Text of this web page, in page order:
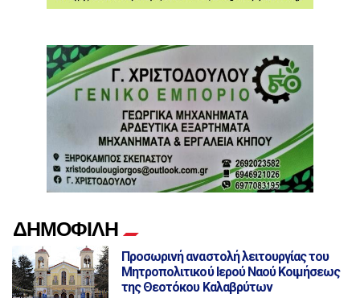
ΔΗΜΟΦΙΛΗ
Προσωρινή αναστολή λειτουργίας του
Μητροπολιτικού Ιερού Ναού Κοιμήσεως
της Θεοτόκου Καλαβρύτων